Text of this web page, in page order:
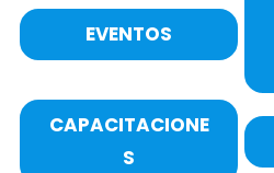
EVENTOS
CAPACITACIONE
S